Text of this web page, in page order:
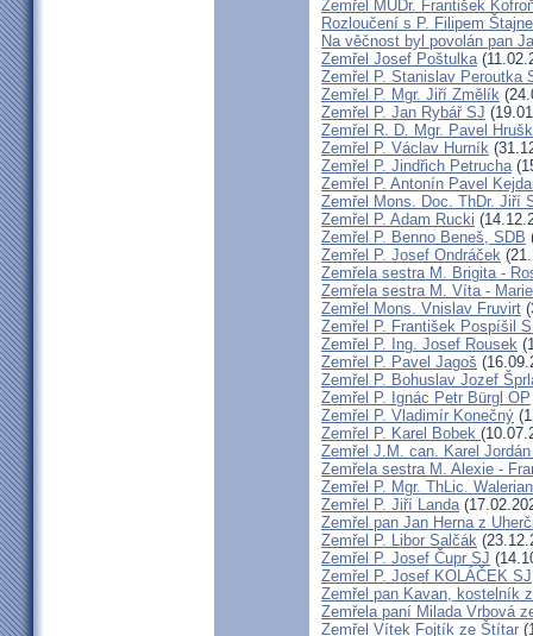
Zemřel MUDr. František
Rozloučení s P. Filipem
Na věčnost byl povolán pan
Zemřel Josef Poštulka
Zemřel P. Stanislav Peroutka
Zemřel P. Mgr. Jiří Změlík
Zemřel P. Jan Rybář SJ
Zemřel R. D. Mgr. Pavel
Zemřel P. Václav Hurník
Zemřel P. Jindřich Petrucha
Zemřel P. Antonín Pavel
Zemřel Mons. Doc. ThDr. Jiří
Zemřel P. Adam Rucki
Zemřel P. Benno Beneš, SDB
Zemřel P. Josef Ondráček
Zemřela sestra M. Brigita -
Zemřela sestra M. Víta -
Zemřel Mons. Vnislav Fruvirt
Zemřel P. František Pospíšil
Zemřel P. Ing. Josef Rousek
Zemřel P. Pavel Jagoš
Zemřel P. Bohuslav Jozef
Zemřel P. Ignác Petr Bürgl OP
Zemřel P. Vladimír Konečný
Zemřel P. Karel Bobek
Zemřel J.M. can. Karel
Zemřela sestra M. Alexie -
Zemřel P. Mgr. ThLic.
Zemřel P. Jiří Landa
Zemřel pan Jan Herna z
Zemřel P. Libor Salčák
Zemřel P. Josef Čupr SJ
Zemřel P. Josef KOLÁČEK SJ
Zemřel pan Kavan, kostelník
Zemřela paní Milada Vrbová
Zemřel Vítek Fojtík ze Štítar